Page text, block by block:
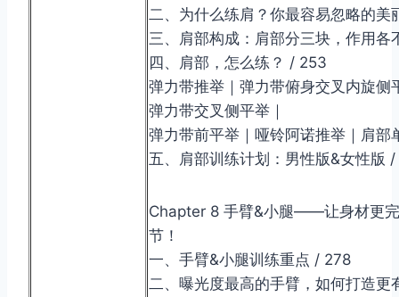
二、为什么练肩？你最容易忽略的美
三、肩部构成：肩部分三块，作用各
四、肩部，怎么练？ / 253
弹力带推举｜弹力带俯身交叉内旋侧
弹力带交叉侧平举｜
弹力带前平举｜哑铃阿诺推举｜肩部
五、肩部训练计划：男性版&女性版 /
Chapter 8 手臂&小腿——让身材更
节！
一、手臂&小腿训练重点 / 278
二、曝光度最高的手臂，如何打造更